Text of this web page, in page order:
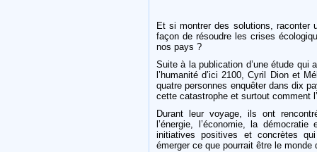
Et si montrer des solutions, raconter
façon de résoudre les crises
nos pays ?
Suite à la publication d’une étude qui
l’humanité d’ici 2100, Cyril Dion et
quatre personnes enquêter dans dix
cette catastrophe et surtout comment
Durant leur voyage, ils ont
l’énergie, l’économie, la
initiatives positives et concrètes
émerger ce que pourrait être le